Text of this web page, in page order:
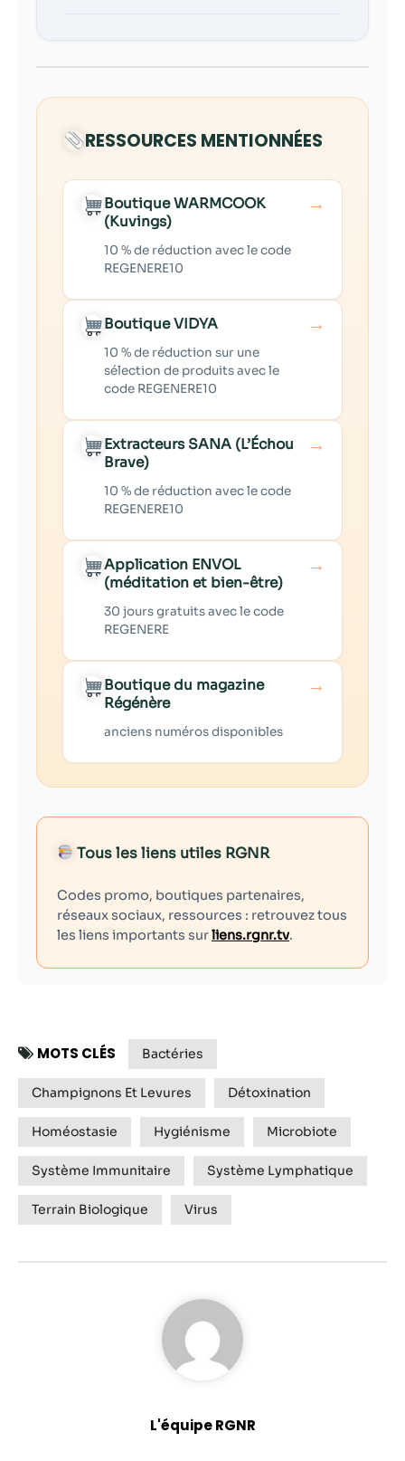
RESSOURCES MENTIONNÉES
Boutique WARMCOOK
(Kuvings)
10 % de réduction avec le code
REGENERE10
→
Boutique VIDYA
10 % de réduction sur une
sélection de produits avec le
code REGENERE10
→
Extracteurs SANA (L’Échou
Brave)
10 % de réduction avec le code
REGENERE10
→
Application ENVOL
(méditation et bien-être)
30 jours gratuits avec le code
REGENERE
→
Boutique du magazine
Régénère
anciens numéros disponibles
→
Tous les liens utiles RGNR
Codes promo, boutiques partenaires,
réseaux sociaux, ressources : retrouvez tous
les liens importants surliens.rgnr.tv.
MOTS CLÉS Bactéries
Champignons Et Levures Détoxination
Homéostasie Hygiénisme Microbiote
Système Immunitaire Système Lymphatique
Terrain Biologique Virus
L'équipe RGNR